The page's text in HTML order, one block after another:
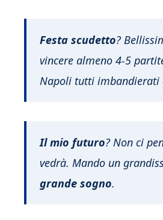
Festa scudetto?
vincere almeno 4-5
Napoli tutti imbandierati
Il mio futuro? Non ci
vedrà. Mando un
grande sogno.